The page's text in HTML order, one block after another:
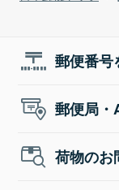
郵便番号
郵便局・
荷物のお